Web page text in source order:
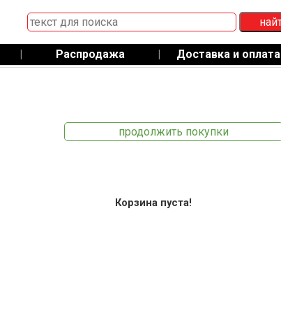
| Распродажа | Доставка и оплата
продолжить покупки
Корзина пуста!